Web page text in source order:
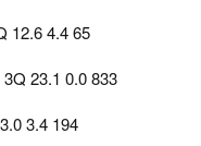
12.6 4.4 65
23.1 0.0 833
3.4 194